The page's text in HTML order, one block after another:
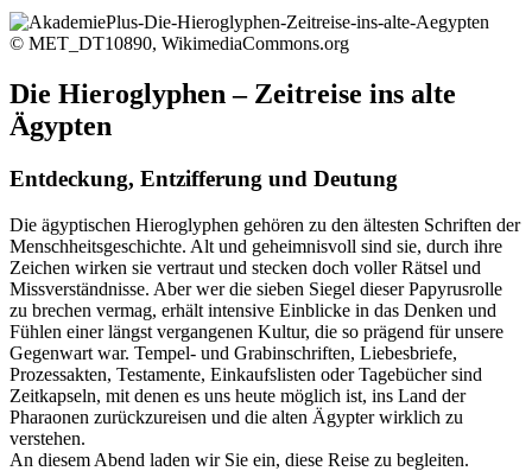
© MET_DT10890, WikimediaCommons.org
Die Hieroglyphen – Zeitreise ins alte
Ägypten
Entdeckung, Entzifferung und Deutung
Die ägyptischen Hieroglyphen gehören zu den ältesten Schriften der
Menschheitsgeschichte. Alt und geheimnisvoll sind sie, durch ihre
Zeichen wirken sie vertraut und stecken doch voller Rätsel und
Missverständnisse. Aber wer die sieben Siegel dieser Papyrusrolle
zu brechen vermag, erhält intensive Einblicke in das Denken und
Fühlen einer längst vergangenen Kultur, die so prägend für unsere
Gegenwart war. Tempel- und Grabinschriften, Liebesbriefe,
Prozessakten, Testamente, Einkaufslisten oder Tagebücher sind
Zeitkapseln, mit denen es uns heute möglich ist, ins Land der
Pharaonen zurückzureisen und die alten Ägypter wirklich zu
verstehen.
An diesem Abend laden wir Sie ein, diese Reise zu begleiten.